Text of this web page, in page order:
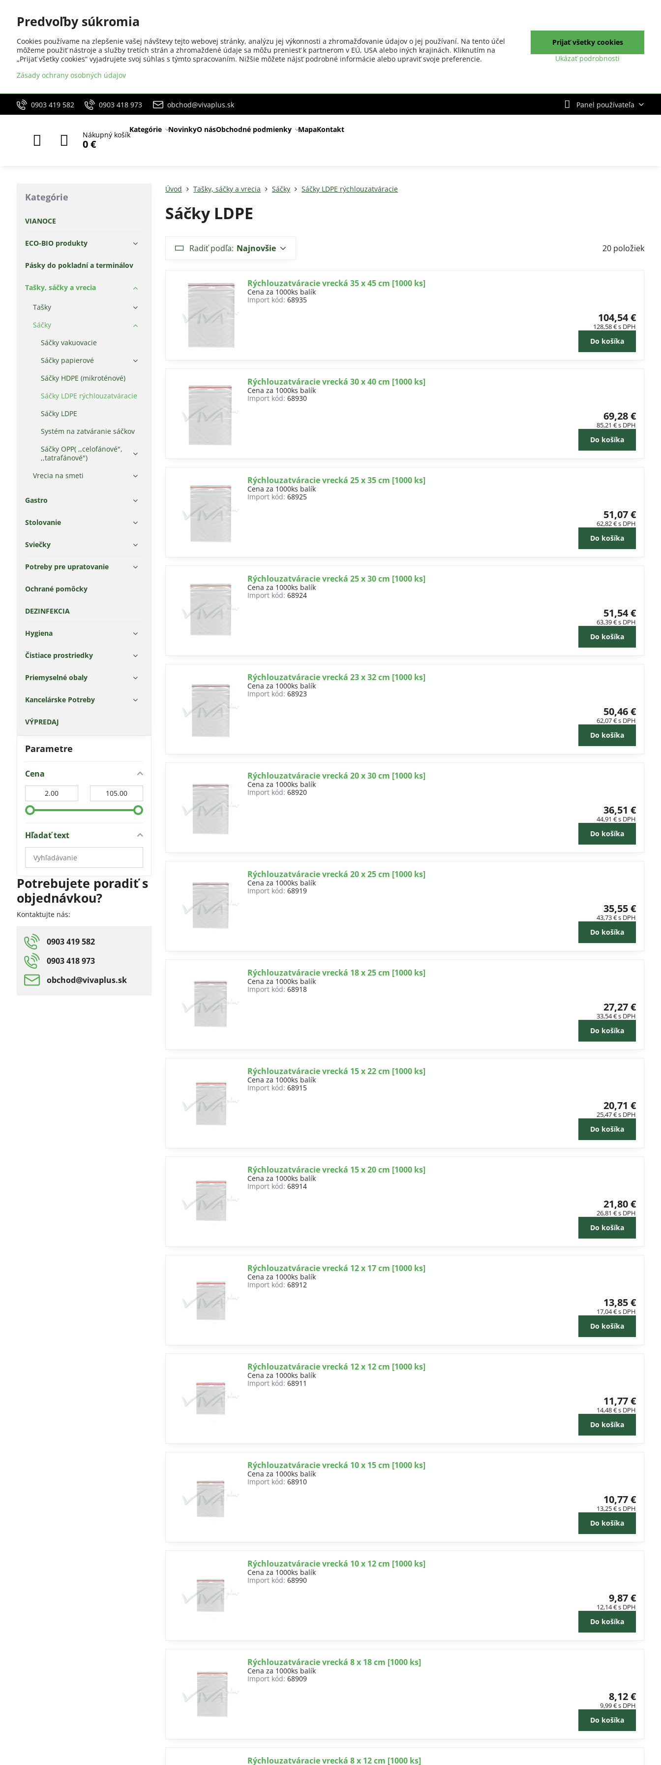
0903 419 582 0903 418 973 obchod@vivaplus.sk Panel používateľa
Nákupný košík
0 €
Kategórie NovinkyO násObchodné podmienky MapaKontakt
Úvod Tašky, sáčky a vrecia Sáčky Sáčky LDPE rýchlouzatváracie
Sáčky LDPE
Radiť podľa: Najnovšie 20 položiek
Rýchlouzatváracie vrecká 35 x 45 cm [1000 ks]
Cena za 1000ks balík
Import kód: 68935
104,54 €
128,58 €s DPH
Do košíka
Rýchlouzatváracie vrecká 30 x 40 cm [1000 ks]
Cena za 1000ks balík
Import kód: 68930
69,28 €
85,21 €s DPH
Do košíka
Rýchlouzatváracie vrecká 25 x 35 cm [1000 ks]
Cena za 1000ks balík
Import kód: 68925
51,07 €
62,82 €s DPH
Do košíka
Rýchlouzatváracie vrecká 25 x 30 cm [1000 ks]
Cena za 1000ks balík
Import kód: 68924
51,54 €
63,39 €s DPH
Do košíka
Rýchlouzatváracie vrecká 23 x 32 cm [1000 ks]
Cena za 1000ks balík
Import kód: 68923
50,46 €
62,07 €s DPH
Do košíka
Rýchlouzatváracie vrecká 20 x 30 cm [1000 ks]
Cena za 1000ks balík
Import kód: 68920
36,51 €
44,91 €s DPH
Do košíka
Rýchlouzatváracie vrecká 20 x 25 cm [1000 ks]
Cena za 1000ks balík
Import kód: 68919
35,55 €
43,73 €s DPH
Do košíka
Rýchlouzatváracie vrecká 18 x 25 cm [1000 ks]
Cena za 1000ks balík
Import kód: 68918
27,27 €
33,54 €s DPH
Do košíka
Rýchlouzatváracie vrecká 15 x 22 cm [1000 ks]
Cena za 1000ks balík
Import kód: 68915
20,71 €
25,47 €s DPH
Do košíka
Rýchlouzatváracie vrecká 15 x 20 cm [1000 ks]
Cena za 1000ks balík
Import kód: 68914
21,80 €
26,81 €s DPH
Do košíka
Rýchlouzatváracie vrecká 12 x 17 cm [1000 ks]
Cena za 1000ks balík
Import kód: 68912
13,85 €
17,04 €s DPH
Do košíka
Rýchlouzatváracie vrecká 12 x 12 cm [1000 ks]
Cena za 1000ks balík
Import kód: 68911
11,77 €
14,48 €s DPH
Do košíka
Rýchlouzatváracie vrecká 10 x 15 cm [1000 ks]
Cena za 1000ks balík
Import kód: 68910
10,77 €
13,25 €s DPH
Do košíka
Rýchlouzatváracie vrecká 10 x 12 cm [1000 ks]
Cena za 1000ks balík
Import kód: 68990
9,87 €
12,14 €s DPH
Do košíka
Rýchlouzatváracie vrecká 8 x 18 cm [1000 ks]
Cena za 1000ks balík
Import kód: 68909
8,12 €
9,99 €s DPH
Do košíka
Rýchlouzatváracie vrecká 8 x 12 cm [1000 ks]
Parametre
Cena
Hľadať text
Prehľadať
výsledky
fulltextom
Potrebujete poradiť s
objednávkou?
Kontaktujte nás:
0903 419 582
0903 418 973
obchod​@vivaplus​.sk
Kategórie
VIANOCE
ECO-BIO produkty
Pásky do pokladní a terminálov
Tašky, sáčky a vrecia
Tašky
Sáčky
Sáčky vakuovacie
Sáčky papierové
Sáčky HDPE (mikroténové)
Sáčky LDPE rýchlouzatváracie
Sáčky LDPE
Systém na zatváranie sáčkov
Sáčky OPP( ,,celofánové",
,,tatrafánové")
Vrecia na smeti
Gastro
Stolovanie
Sviečky
Potreby pre upratovanie
Ochrané pomôcky
DEZINFEKCIA
Hygiena
Čistiace prostriedky
Priemyselné obaly
Kancelárske Potreby
VÝPREDAJ
Predvoľby súkromia
Cookies používame na zlepšenie vašej návštevy tejto webovej stránky, analýzu jej výkonnosti a zhromažďovanie údajov o jej používaní. Na tento účel
môžeme použiť nástroje a služby tretích strán a zhromaždené údaje sa môžu preniesť k partnerom v EÚ, USA alebo iných krajinách. Kliknutím na
„Prijať všetky cookies“ vyjadrujete svoj súhlas s týmto spracovaním. Nižšie môžete nájsť podrobné informácie alebo upraviť svoje preferencie.
Zásady ochrany osobných údajov
Ukázať podrobnosti
Prijať všetky cookies